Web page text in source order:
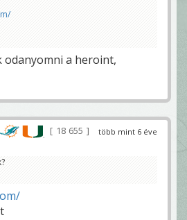
odanyomni a heroint,
több mint 6 éve
18 655